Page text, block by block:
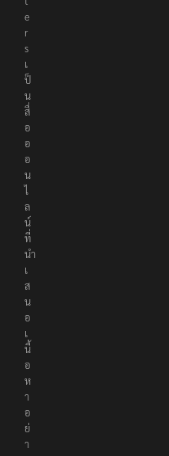
e
r
s
เ
ป็
น
สื่
อ
อ
อ
น
ไ
ล
น์
ที่
นำ
เ
ส
น
อ
เ
นื้
อ
ห
า
อ
ย่
า